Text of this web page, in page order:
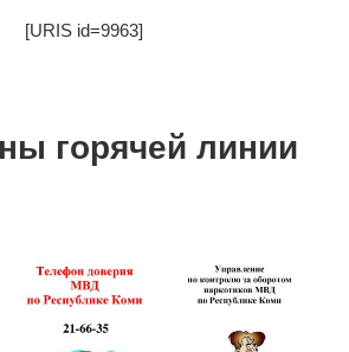
[URIS id=9963]
горячей линии